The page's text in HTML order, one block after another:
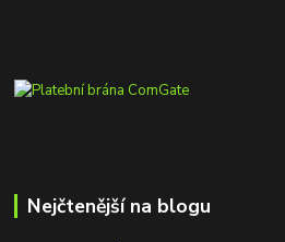
Nejčtenější na blogu